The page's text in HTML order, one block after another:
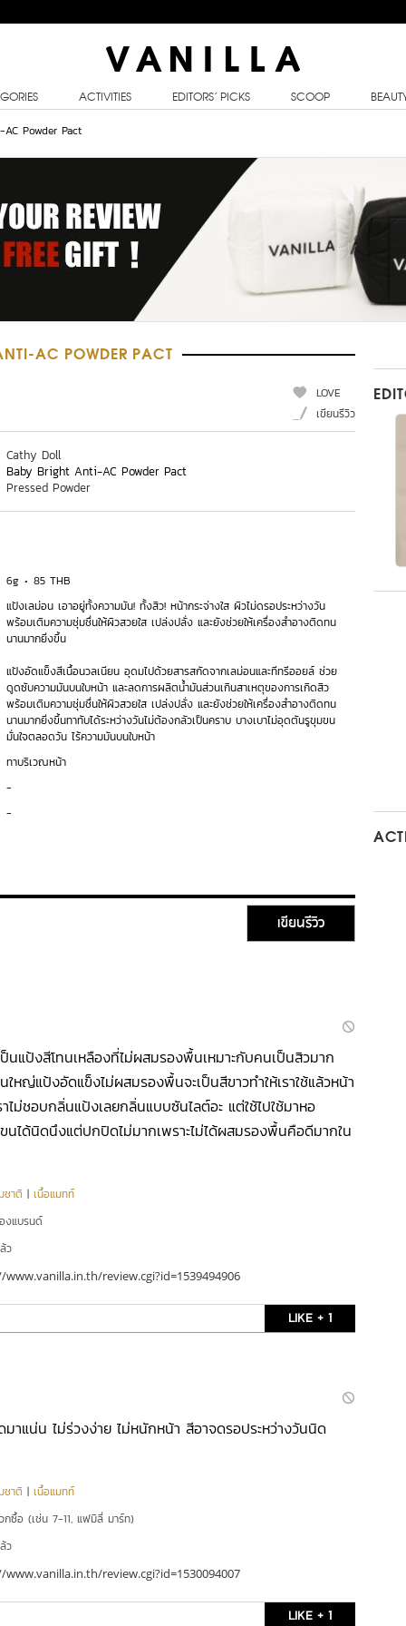
ACTIVITIES EDITORS’ PICKS SCOOP
Powder Pact
AC POWDER PACT
LOVE
เขียนรีวิว
Cathy Doll
Baby Bright Anti-AC Powder Pact
Pressed Powder
6g
85 THB
แป้งเลม่อน เอาอยู่ทั้งความมัน! ทั้งสิว! หน้ากระจ่างใส ผิวไม่ดรอประหว่างวัน
พร้อมเติมความชุ่มชื่นให้ผิวสวยใส เปล่งปลั่ง และยังช่วยให้เครื่องสำอางติดทน
นานมากยิ่งขึ้น
แป้งอัดแข็งสีเนื้อนวลเนียน อุดมไปด้วยสารสกัดจากเลม่อนและทีทรีออยล์ ช่วย
ดูดซับความมันบนใบหน้า และลดการผลิตน้ำมันส่วนเกินสาเหตุของการเกิดสิว
พร้อมเติมความชุ่มชื่นให้ผิวสวยใส เปล่งปลั่ง และยังช่วยให้เครื่องสำอางติดทน
นานมากยิ่งขึ้นทาทับได้ระหว่างวันไม่ต้องกลัวเป็นคราบ บางเบาไม่อุดตันรูขุมขน
มั่นใจตลอดวัน ไร้ความมันบนใบหน้า
ทาบริเวณหน้า
-
-
เขียนรีวิว
นแป้งสีโทนเหลืองที่ไม่ผสมรองพื้นเหมาะกับคนเป็นสิวมาก
ใหญ่แป้งอัดแข็งไม่ผสมรองพื้นจะเป็นสีขาวทำให้เราใช้แล้วหน้า
ไม่ชอบกลิ่นแป้งเลยกลิ่นแบบซันไลต์อะ แต่ใช้ไปใช้มาหอ
นได้นิดนึงแต่ปกปิดไม่มากเพราะไม่ได้ผสมรองพื้นคือดีมากใน
ชาติ | เนื้อแมทท์
งแบรนด์
ว
review.cgi?id=1539494906
LIKE + 1
าแน่น ไม่ร่วงง่าย ไม่หนักหน้า สีอาจดรอประหว่างวันนิด
ชาติ | เนื้อแมทท์
กซื้อ (เช่น 7-11, แฟมิลี่ มาร์ท)
ว
review.cgi?id=1530094007
LIKE + 1